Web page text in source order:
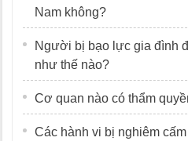
Nam không?
Người bị bạo lực gia đình
như thế nào?
Cơ quan nào có thẩm
Các hành vi bị nghiêm